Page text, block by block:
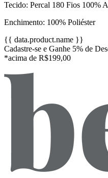
Tecido: Percal 180 Fios 100%
Enchimento: 100% Poliéster
{{ data.product.name }}
Cadastre-se e Ganhe 5% de
*acima de R$199,00